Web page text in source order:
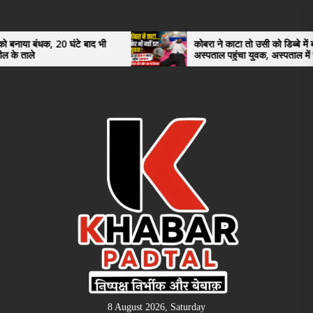
the
content
घंटे बाद भी
कोबरा ने काटा तो उसी को डिब्बे में बंद कर
अस्पताल पहुंचा युवक, अस्पताल में देखकर डॉक्टर
भी रह गए हैरान
8 August 2026, Saturday